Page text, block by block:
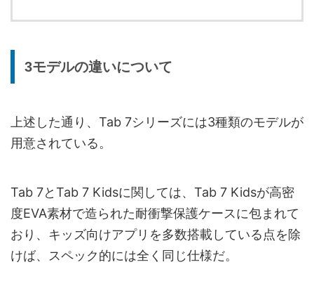
3モデルの違いについて
上述した通り、Tab 7シリーズには3種類のモデルが
用意されている。
Tab 7とTab 7 Kidsに関しては、Tab 7 Kidsが高密
度EVA素材で造られた耐衝撃保護ケースに包まれて
おり、キッズ向けアプリを多数搭載している点を除
けば、スペック的には全く同じ仕様だ。